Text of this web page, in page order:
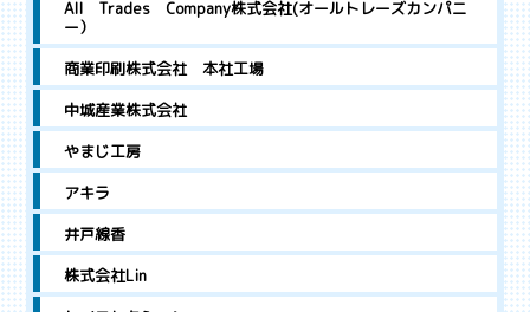
All Trades Company株式会社(オールトレーズカンパニ
ー）
商業印刷株式会社 本社工場
中城産業株式会社
やまじ工房
アキラ
井戸線香
株式会社Lin